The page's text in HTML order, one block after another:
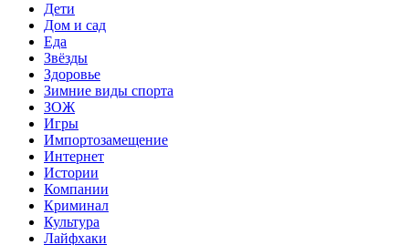
Дети
Дом и сад
Еда
Звёзды
Здоровье
Зимние виды спорта
ЗОЖ
Игры
Импортозамещение
Интернет
Истории
Компании
Криминал
Культура
Лайфхаки